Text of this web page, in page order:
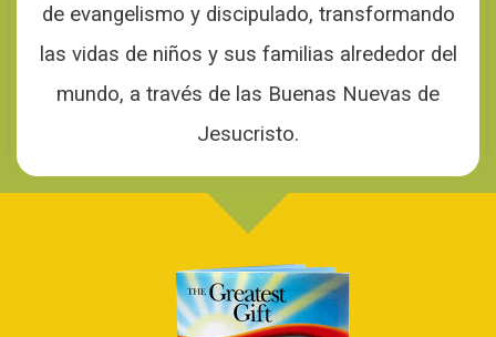
de evangelismo y discipulado, transformando
las vidas de niños y sus familias alrededor del
mundo, a través de las Buenas Nuevas de
Jesucristo.